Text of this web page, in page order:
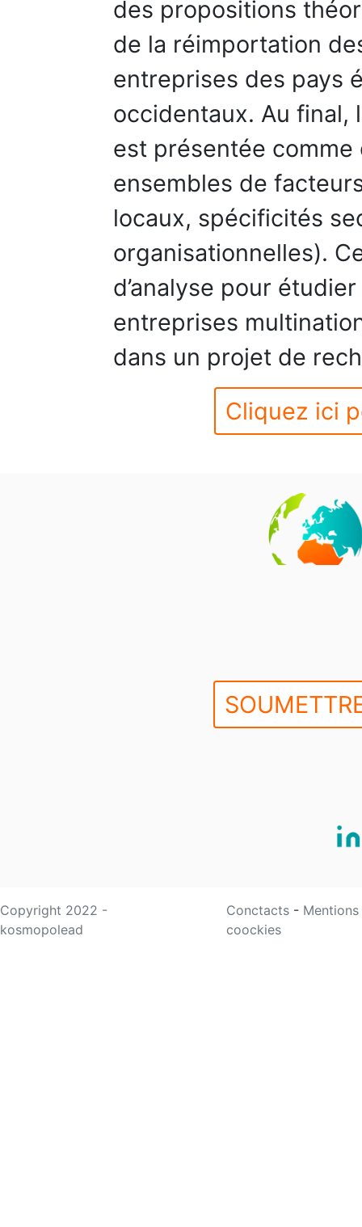
des propositions
de la réimportation
entreprises des pays
occidentaux. Au final,
est présentée
ensembles de
locaux, spécificités
organisationnelles).
d’analyse pour
entreprises
dans un projet de
Cliquez ici
Copyright 2022 -
kosmopolead
Conctacts -
coockies